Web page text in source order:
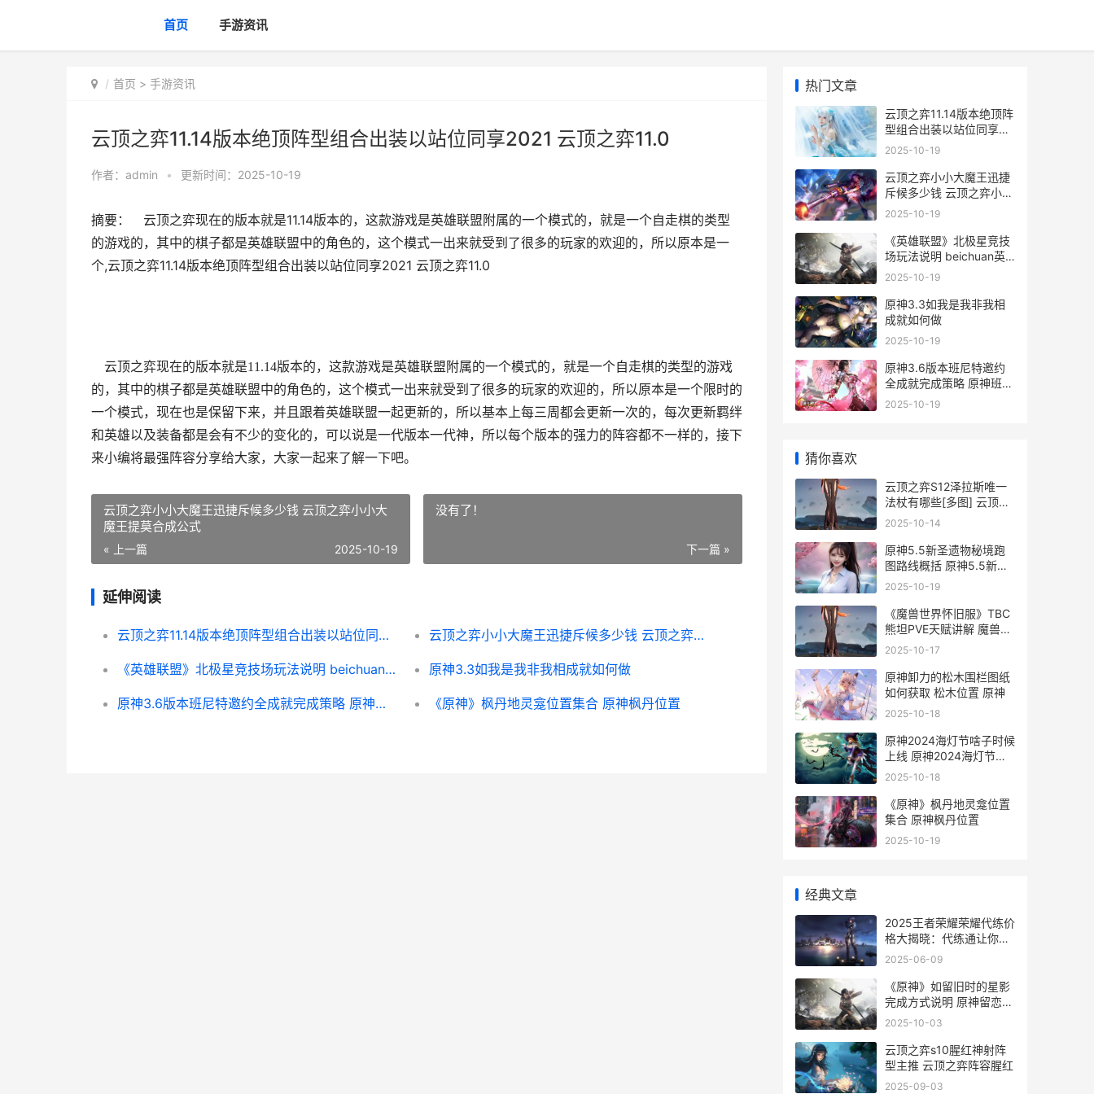
首页 手游资讯
首页 > 手游资讯
云顶之弈11.14版本绝顶阵型组合出装以站位同享2021 云顶之弈11.0
作者： admin • 更新时间：2025-10-19
摘要： 云顶之弈现在的版本就是11.14版本的，这款游戏是英雄联盟附属的一个模式的，就是一个自走棋的类型
的游戏的，其中的棋子都是英雄联盟中的角色的，这个模式一出来就受到了很多的玩家的欢迎的，所以原本是一
个,云顶之弈11.14版本绝顶阵型组合出装以站位同享2021 云顶之弈11.0
云顶之弈现在的版本就是11.14版本的，这款游戏是英雄联盟附属的一个模式的，就是一个自走棋的类型的游戏
的，其中的棋子都是英雄联盟中的角色的，这个模式一出来就受到了很多的玩家的欢迎的，所以原本是一个限时的
一个模式，现在也是保留下来，并且跟着英雄联盟一起更新的，所以基本上每三周都会更新一次的，每次更新羁绊
和英雄以及装备都是会有不少的变化的，可以说是一代版本一代神，所以每个版本的强力的阵容都不一样的，接下
来小编将最强阵容分享给大家，大家一起来了解一下吧。
云顶之弈小小大魔王迅捷斥候多少钱 云顶之弈小小大
魔王提莫合成公式
« 上一篇 2025-10-19
没有了！
下一篇 »
延伸阅读
云顶之弈11.14版本绝顶阵型组合出装以站位同享2021 云顶之弈11.0 云顶之弈小小大魔王迅捷斥候多少钱 云顶之弈小小大魔王提莫合成公式
《英雄联盟》北极星竞技场玩法说明 beichuan英雄联盟 原神3.3如我是我非我相成就如何做
原神3.6版本班尼特邀约全成就完成策略 原神班尼特nga 《原神》枫丹地灵龛位置集合 原神枫丹位置
热门文章
云顶之弈11.14版本绝顶阵
型组合出装以站位同享
2021 云顶之弈11.0
2025-10-19
云顶之弈小小大魔王迅捷
斥候多少钱 云顶之弈小小
大魔王提莫合成公式
2025-10-19
《英雄联盟》北极星竞技
场玩法说明 beichuan英
雄联盟
2025-10-19
原神3.3如我是我非我相
成就如何做
2025-10-19
原神3.6版本班尼特邀约
全成就完成策略 原神班尼
特nga
2025-10-19
猜你喜欢
云顶之弈S12泽拉斯唯一
法杖有哪些[多图] 云顶之
奕泽拉斯技能
2025-10-14
原神5.5新圣遗物秘境跑
图路线概括 原神5.5新圣
遗物最新获取方式
2025-10-19
《魔兽世界怀旧服》TBC
熊坦PVE天赋讲解 魔兽世
界怀旧服官网
2025-10-17
原神卸力的松木围栏图纸
如何获取 松木位置 原神
2025-10-18
原神2024海灯节啥子时候
上线 原神2024海灯节是
哪个版本
2025-10-18
《原神》枫丹地灵龛位置
集合 原神枫丹位置
2025-10-19
经典文章
2025王者荣耀荣耀代练价
格大揭晓：代练通让你升
分不“吃土” 2025王者荣耀
2025-06-09
《原神》如留旧时的星影
完成方式说明 原神留恋镜
在哪里
2025-10-03
云顶之弈s10腥红神射阵
型主推 云顶之弈阵容腥红
2025-09-03